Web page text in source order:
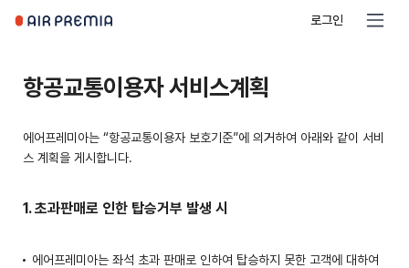
로그인
항공교통이용자 서비스계획
에어프레미아는 “항공교통이용자 보호기준”에 의거하여 아래와 같이 서비
스 계획을 게시합니다.
1. 초과판매로 인한 탑승거부 발생 시
에어프레미아는 좌석 초과 판매로 인하여 탑승하지 못한 고객에 대하여